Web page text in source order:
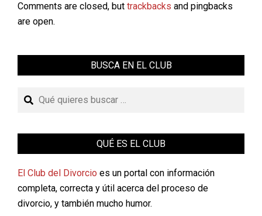
Comments are closed, but trackbacks and pingbacks
are open.
BUSCA EN EL CLUB
Buscar
QUÉ ES EL CLUB
El Club del Divorcio es un portal con información
completa, correcta y útil acerca del proceso de
divorcio, y también mucho humor.